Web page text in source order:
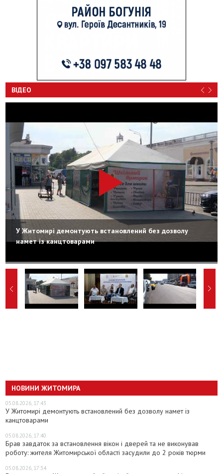
ВІДЕО
У Житомирі демонтують встановлений без дозволу
намет із канцтоварами
НОВИНИ ЖИТОМИРА
05.08.2026, 17:43
У Житомирі демонтують встановлений без дозволу намет із
канцтоварами
05.08.2026, 17:40
Брав завдаток за встановлення вікон і дверей та не виконував
роботу: жителя Житомирської області засудили до 2 років тюрми
05.08.2026, 17:34